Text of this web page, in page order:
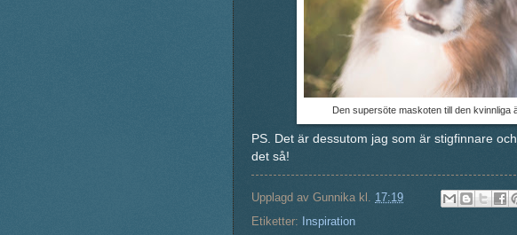
Den supersöte maskoten till den kvinnliga
PS. Det är dessutom jag som är stigfinnare
det så!
Upplagd av Gunnika kl. 17:19
Etiketter:
Inspiration